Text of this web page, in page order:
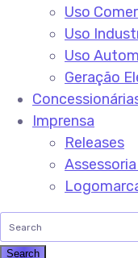
Uso
Uso
Uso
Geração
Imprensa
Releases